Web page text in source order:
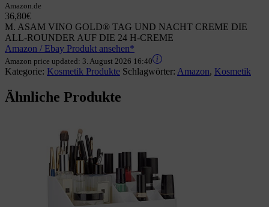
Amazon.de
36,80€
M. ASAM VINO GOLD® TAG UND NACHT CREME DIE
ALL-ROUNDER AUF DIE 24 H-CREME
Amazon / Ebay Produkt ansehen*
Amazon price updated: 3. August 2026 16:40
Kategorie: Kosmetik Produkte Schlagwörter: Amazon, Kosmetik
Ähnliche Produkte